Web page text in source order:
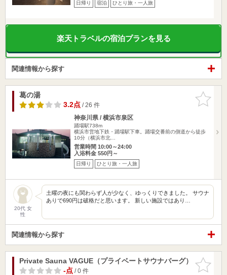
日帰り 宿泊 ひとり旅・一人旅
楽天トラベルの宿泊プランを見る
関連情報から探す
お気に入
りに追加
葛の湯
3.2点/ 26 件
神奈川県 / 横浜市泉区
踊場駅738m
横浜市営地下鉄・踊場駅下車。踊場交番前の側道から徒歩
10分（横浜市北…
営業時間 10:00～24:00
入浴料金 550円～
日帰り ひとり旅・一人旅
20代 女
性
土曜の夜にも関わらず人が少なく、ゆっくりできました。 サウナ
ありで690円は破格だと思います。 新しい施設ではあり…
関連情報から探す
お気に入
りに追加
Private Sauna VAGUE（プライベートサウナバーグ）
-点/ 0 件